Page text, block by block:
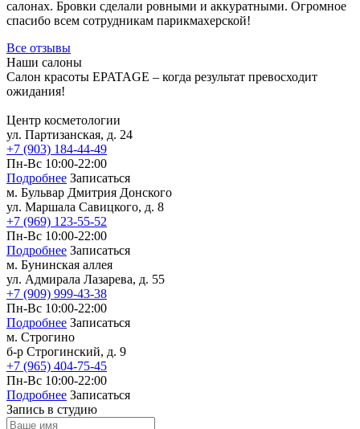
Массаж лица
Чистка лица
Пилинг
Пирсинг ушей
Пирсинг носа
Прокол губы
Пирсинг пупка
Другие виды пирсинга
Микродермал
Мужская косметология
Мужская коррекция бровей
SMAS лифтинг (СМАС-лифтинг)
Плазмолифтинг
Плазмолифтинг лица
Плазмолифтинг кожи головы
Уколы ботокса
Ксеомин
Мезотерапия
Мезотерапия вокруг глаз
Мезотерапия лица
салонах. Бровки сделали ровными и аккуратными. Огромное
спасибо всем сотрудникам парикмахерской!
Все отзывы
Наши салоны
Салон красоты EPATAGE – когда результат превосходит
ожидания!
Центр косметологии
ул. Партизанская, д. 24
+7 (903) 184-44-49
Пн-Вс 10:00-22:00
Подробнее Записаться
м. Бульвар Дмитрия Донского
ул. Маршала Савицкого, д. 8
+7 (969) 123-55-52
Пн-Вс 10:00-22:00
Подробнее Записаться
м. Бунинская аллея
ул. Адмирала Лазарева, д. 55
+7 (909) 999-43-38
Пн-Вс 10:00-22:00
Подробнее Записаться
м. Строгино
б-р Строгинский, д. 9
+7 (965) 404-75-45
Пн-Вс 10:00-22:00
Подробнее Записаться
Запись в студию